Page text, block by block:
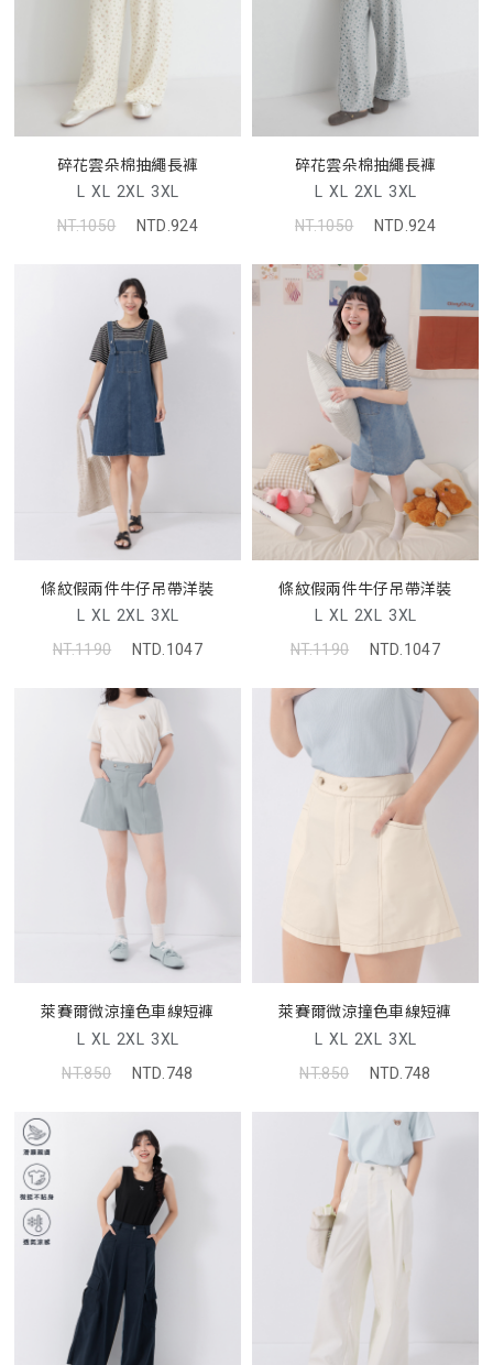
碎花雲朵棉抽繩長褲
L XL 2XL 3XL
NT.1050
NTD.924
碎花雲朵棉抽繩長褲
L XL 2XL 3XL
NT.1050
NTD.924
條紋假兩件牛仔吊帶洋裝
L XL 2XL 3XL
NT.1190
NTD.1047
條紋假兩件牛仔吊帶洋裝
L XL 2XL 3XL
NT.1190
NTD.1047
萊賽爾微涼撞色車線短褲
L XL 2XL 3XL
NT.850
NTD.748
萊賽爾微涼撞色車線短褲
L XL 2XL 3XL
NT.850
NTD.748